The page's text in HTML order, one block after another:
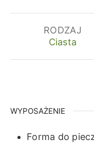
RODZAJ
Ciasta
WYPOSAŻENIE
Forma do